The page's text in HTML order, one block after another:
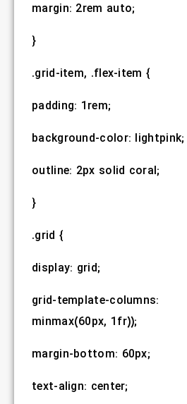
margin: 2rem auto;
}
.grid-item, .flex-item {
padding: 1rem;
background-color: lightpink;
outline: 2px solid coral;
}
.grid {
display: grid;
grid-template-
minmax(60px, 1fr));
margin-bottom: 60px;
text-align: center;